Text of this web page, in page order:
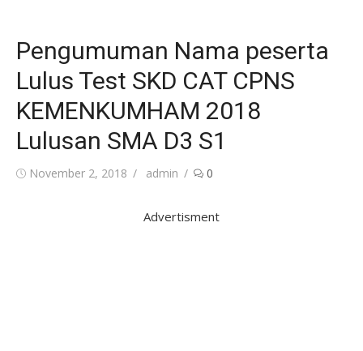
Pengumuman Nama peserta
Lulus Test SKD CAT CPNS
KEMENKUMHAM 2018
Lulusan SMA D3 S1
Posted
November 2, 2018 Author
admin 0
Advertisment